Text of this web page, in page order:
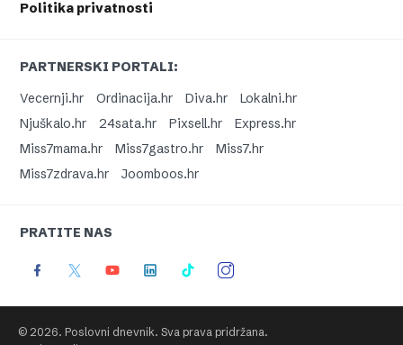
Politika privatnosti
PARTNERSKI PORTALI:
Vecernji.hr
Ordinacija.hr Diva.hr
Lokalni.hr
Njuškalo.hr
24sata.hr Pixsell.hr
Express.hr
Miss7mama.hr
Miss7gastro.hr
Miss7.hr
Miss7zdrava.hr
Joomboos.hr
PRATITE NAS
© 2026. Poslovni dnevnik. Sva prava pridržana.